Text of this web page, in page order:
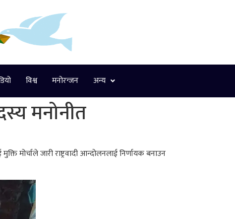
विश्व मनोरन्जन अन्य
मनोनीत
मोर्चाले जारी राष्ट्रवादी आन्दोलनलाई निर्णायक बनाउन